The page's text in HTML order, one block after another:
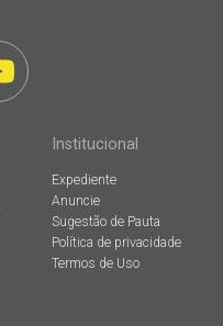
Institucional
Expediente
Anuncie
Sugestão de Pauta
Política de privacidade
Termos de Uso